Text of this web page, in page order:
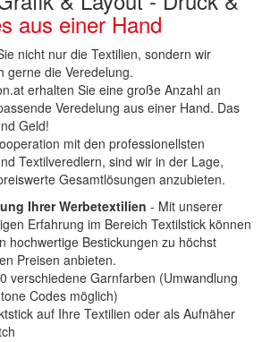
aus einer Hand
nicht nur die Textilien, sondern wir
gerne die Veredelung.
erhalten Sie eine große Anzahl an
Veredelung aus einer Hand. Das
Geld!
mit den professionellsten
Textilveredlern, sind wir in der Lage,
Gesamtlösungen anzubieten.
Ihrer Werbetextilien - Mit unserer
Erfahrung im Bereich Textilstick können
hochwertige Bestickungen zu höchst
Preisen anbieten.
verschiedene Garnfarben (Umwandlung
Codes möglich)
auf Ihre Textilien oder als Aufnäher